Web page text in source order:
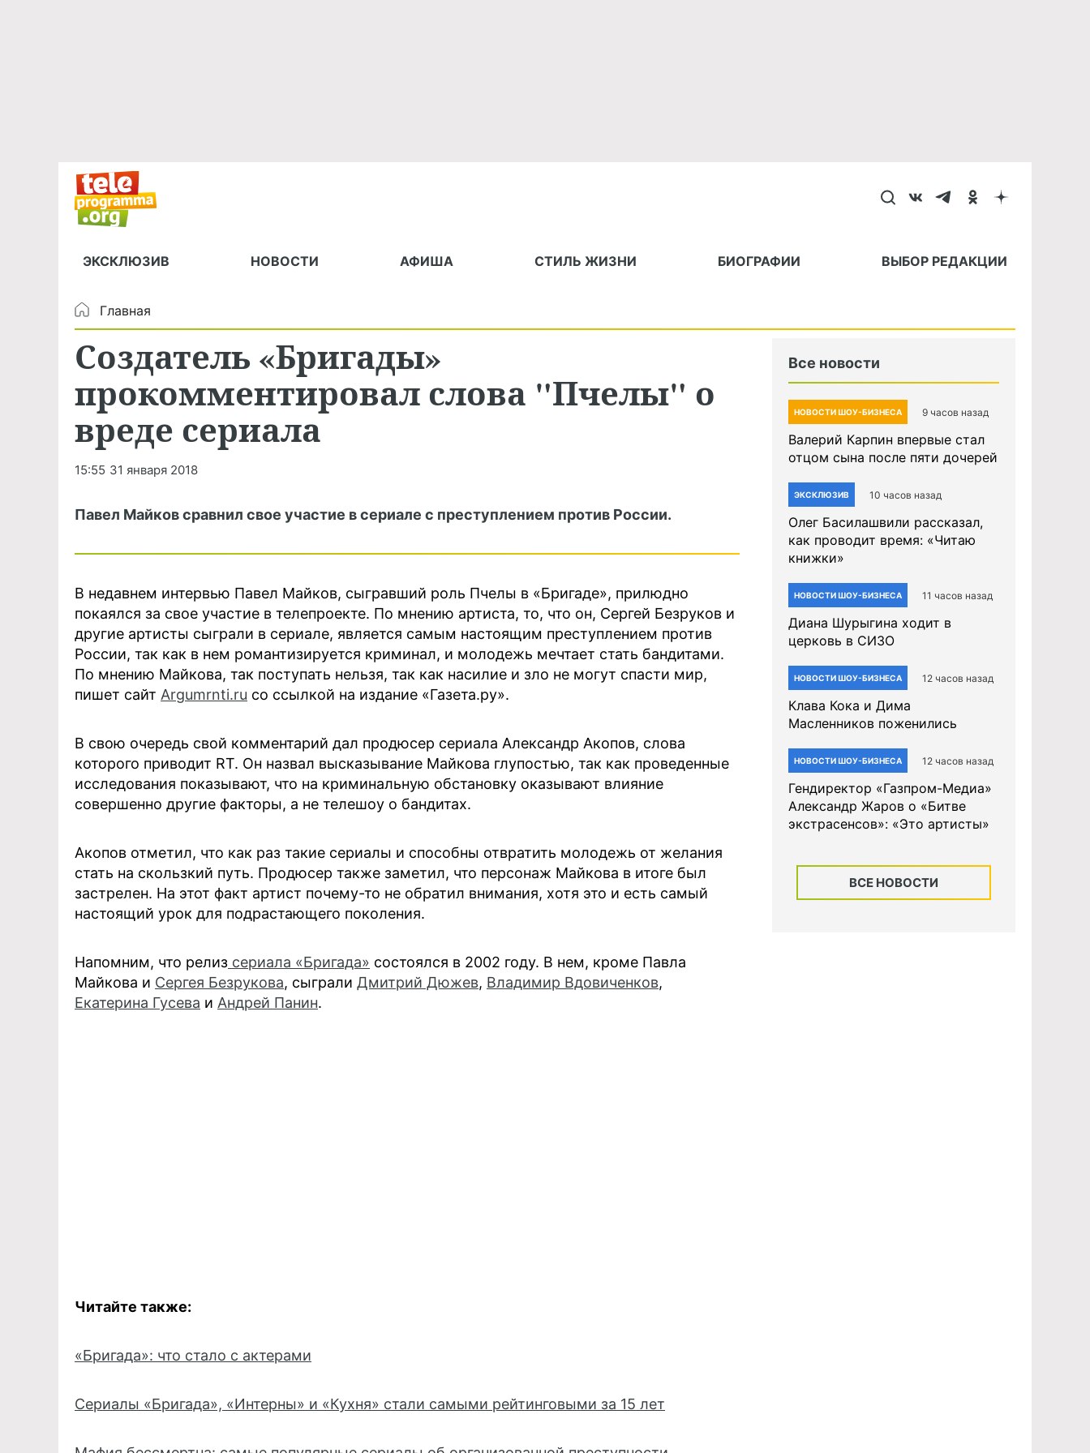
ЭКСКЛЮЗИВ НОВОСТИ АФИША СТИЛЬ ЖИЗНИ БИОГРАФИИ ВЫБОР РЕДАКЦИИ
Главная
Создатель «Бригады»
прокомментировал слова "Пчелы" о
вреде сериала
15:55 31 января 2018
Павел Майков сравнил свое участие в сериале с преступлением против России.
В недавнем интервью Павел Майков, сыгравший роль Пчелы в «Бригаде», прилюдно
покаялся за свое участие в телепроекте. По мнению артиста, то, что он, Сергей Безруков и
другие артисты сыграли в сериале, является самым настоящим преступлением против
России, так как в нем романтизируется криминал, и молодежь мечтает стать бандитами.
По мнению Майкова, так поступать нельзя, так как насилие и зло не могут спасти мир,
пишет сайт Argumrnti.ru со ссылкой на издание «Газета.ру».
В свою очередь свой комментарий дал продюсер сериала Александр Акопов, слова
которого приводит RT. Он назвал высказывание Майкова глупостью, так как проведенные
исследования показывают, что на криминальную обстановку оказывают влияние
совершенно другие факторы, а не телешоу о бандитах.
Акопов отметил, что как раз такие сериалы и способны отвратить молодежь от желания
стать на скользкий путь. Продюсер также заметил, что персонаж Майкова в итоге был
застрелен. На этот факт артист почему-то не обратил внимания, хотя это и есть самый
настоящий урок для подрастающего поколения.
Напомним, что релиз сериала «Бригада» состоялся в 2002 году. В нем, кроме Павла
Майкова и Сергея Безрукова, сыграли Дмитрий Дюжев, Владимир Вдовиченков,
Екатерина Гусева и Андрей Панин.
Читайте также:
«Бригада»: что стало с актерами
Сериалы «Бригада», «Интерны» и «Кухня» стали самыми рейтинговыми за 15 лет
Все новости
НОВОСТИ ШОУ-БИЗНЕСА 9 часов назад
Валерий Карпин впервые стал
отцом сына после пяти дочерей
ЭКСКЛЮЗИВ 10 часов назад
Олег Басилашвили рассказал,
как проводит время: «Читаю
книжки»
НОВОСТИ ШОУ-БИЗНЕСА 11 часов назад
Диана Шурыгина ходит в
церковь в СИЗО
НОВОСТИ ШОУ-БИЗНЕСА 12 часов назад
Клава Кока и Дима
Масленников поженились
НОВОСТИ ШОУ-БИЗНЕСА 12 часов назад
Гендиректор «Газпром-Медиа»
Александр Жаров о «Битве
экстрасенсов»: «Это артисты»
ВСЕ НОВОСТИ